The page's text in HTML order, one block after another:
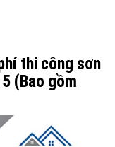
thi công sơn
(Bao gồm